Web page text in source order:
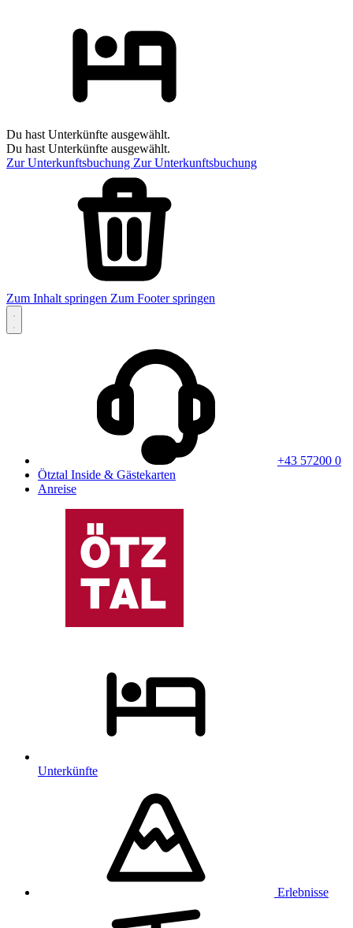
Du hast Unterkünfte ausgewählt.
Du hast Unterkünfte ausgewählt.
Zur Unterkunftsbuchung Zur Unterkunftsbuchung
Zum Inhalt springen Zum Footer springen
+43 57200 0
Ötztal Inside & Gästekarten
Anreise
Unterkünfte
Erlebnisse